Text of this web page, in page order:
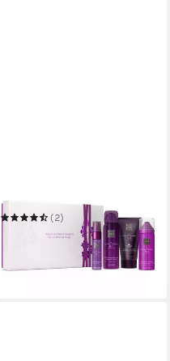
teilig mit Dusch & Pflege
(2)
57,90 €
-17%